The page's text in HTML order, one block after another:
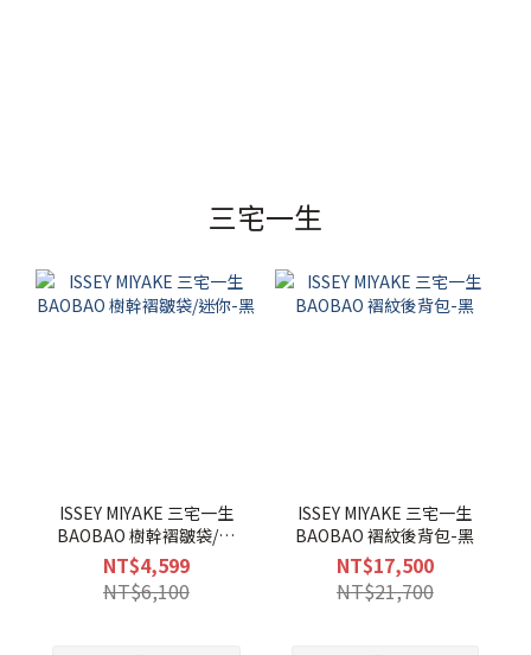
三宅一生
ISSEY MIYAKE 三宅一生
BAOBAO 樹幹褶皺袋/迷
你-黑
NT$4,599
NT$6,100
ISSEY MIYAKE 三宅一生
BAOBAO 褶紋後背包-黑
NT$17,500
NT$21,700